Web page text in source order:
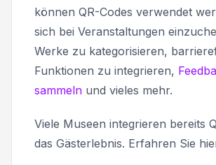
können QR-Codes verwendet
sich bei Veranstaltungen
Werke zu kategorisieren,
Funktionen zu integrieren,
sammeln und vieles mehr.
Viele Museen integrieren bereits
das Gästerlebnis. Erfahren Sie